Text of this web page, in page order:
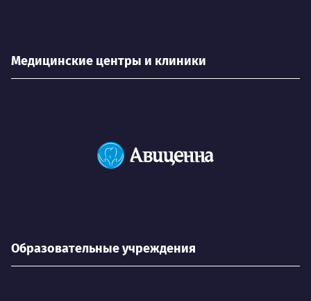
Медицинские центры и клиники
Образовательные учреждения